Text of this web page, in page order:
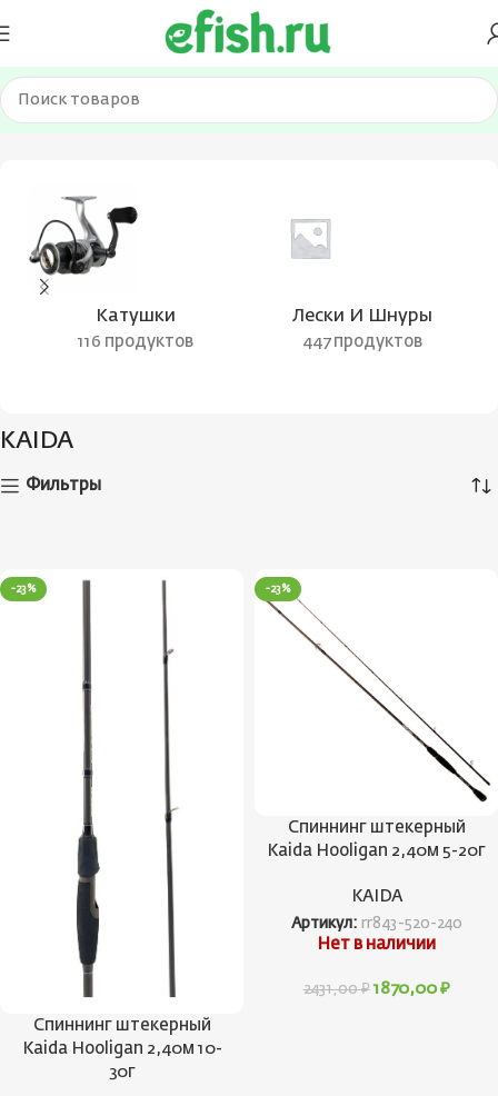
Главная Товар Бренд KAIDA Страница 2
Катушки
116 продуктов
Лески И Шнуры
447 продуктов
KAIDA
Фильтры
-23%
Спиннинг штекерный
Kaida Hooligan 2,40м 10-
30г
-23%
Спиннинг штекерный
Kaida Hooligan 2,40м 5-20г
KAIDA
Артикул: rr843-520-240
Нет в наличии
2431,00₽ 1870,00 ₽